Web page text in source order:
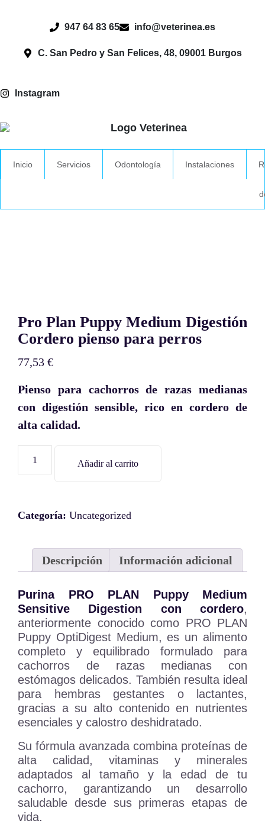
947 64 83 65 info@veterinea.es
C. San Pedro y San Felices, 48, 09001 Burgos
Instagram
Inicio Servicios Odontología Instalaciones
Pro Plan Puppy Medium Digestión
Cordero pienso para perros
77,53 €
Pienso para cachorros de razas medianas
con digestión sensible, rico en cordero de
alta calidad.
Añadir al carrito
Categoría: Uncategorized
Descripción Información adicional
Purina PRO PLAN Puppy Medium
Sensitive Digestion con cordero,
anteriormente conocido como PRO PLAN
Puppy OptiDigest Medium, es un alimento
completo y equilibrado formulado para
cachorros de razas medianas con
estómagos delicados. También resulta ideal
para hembras gestantes o lactantes,
gracias a su alto contenido en nutrientes
esenciales y calostro deshidratado.
Su fórmula avanzada combina proteínas de
alta calidad, vitaminas y minerales
adaptados al tamaño y la edad de tu
cachorro, garantizando un desarrollo
saludable desde sus primeras etapas de
vida.